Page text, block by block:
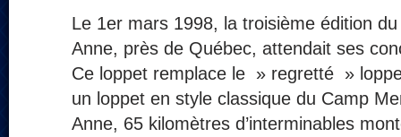
Le 1er mars 1998, la troisième édition
Anne, près de Québec, attendait ses
Ce loppet remplace le » regretté »
un loppet en style classique du Camp
Anne, 65 kilomètres d’interminables